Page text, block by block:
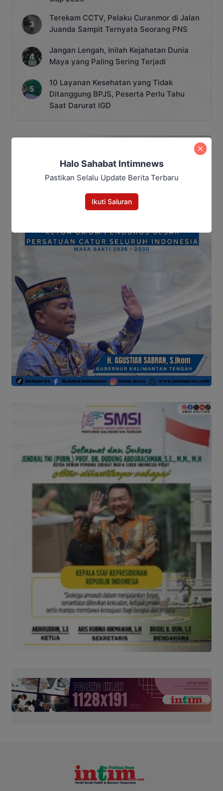
Terekam CCTV, Pelaku Curanmor di Jalan
Juanda Sampit Ternyata Seorang PNS
Jangan Lengah, Inilah Kejahatan Dunia
Maya yang Paling Sering Terjadi
10 Layanan Kesehatan yang Tidak
Ditanggung BPJS, Peserta Perlu Tahu
Saat Darurat IGD
Halo Sahabat Intimnews
Pastikan Selalu Update Berita Terbaru
Ikuti Saluran